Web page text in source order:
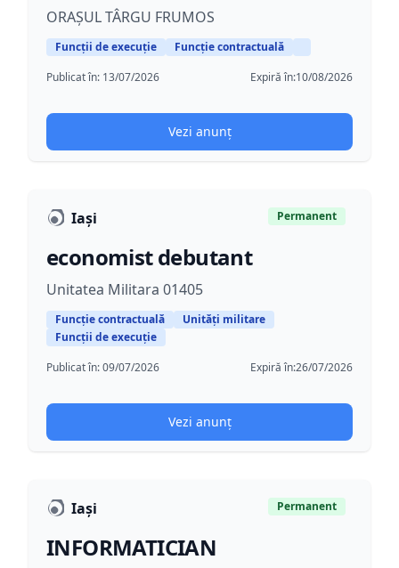
ORAȘUL TÂRGU FRUMOS
Funcții de execuție
Funcție contractuală
Publicat în: 13/07/2026 Expiră în:10/08/2026
Vezi anunț
Iaşi Permanent
economist debutant
Unitatea Militara 01405
Funcție contractuală
Unități militare
Funcții de execuție
Publicat în:09/07/2026 Expiră în:26/07/2026
Vezi anunț
Iaşi Permanent
INFORMATICIAN